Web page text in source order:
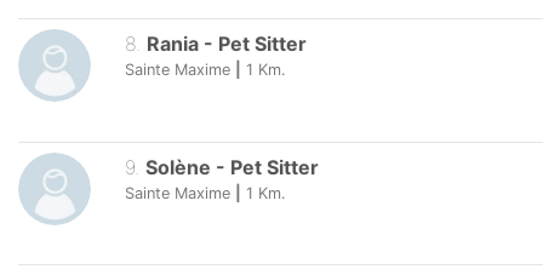
8. Rania - Pet Sitter
Sainte Maxime 1 Km.
9 Solène - Pet Sitter
Sainte Maxime 1 Km.